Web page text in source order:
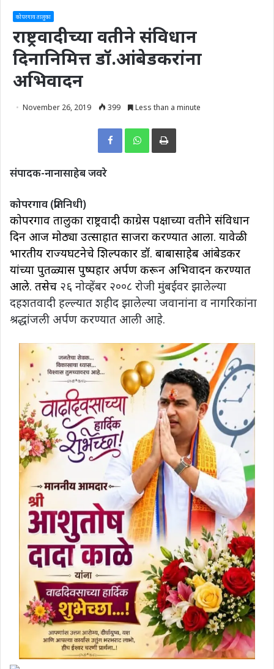
कोपरगाव तालुका
राष्ट्रवादीच्या वतीने संविधान
दिनानिमित्त डॉ.आंबेडकरांना
अभिवादन
November 26, 2019 399 Less than a minute
Print
संपादक-नानासाहेब जवरे
कोपरगाव (प्रतिनिधी)
कोपरगाव तालुका राष्ट्रवादी कॉंग्रेस पक्षाच्या वतीने संविधान
दिन आज मोठ्या उत्साहात साजरा करण्यात आला. यावेळी
भारतीय राज्यघटनेचे शिल्पकार डॉ. बाबासाहेब आंबेडकर
यांच्या पुतळ्यास पुष्पहार अर्पण करून अभिवादन करण्यात
आले. तसेच २६ नोव्हेंबर २००८ रोजी मुंबईवर झालेल्या
दहशतवादी हल्ल्यात शहीद झालेल्या जवानांना व नागरिकांना
श्रद्धांजली अर्पण करण्यात आली आहे.